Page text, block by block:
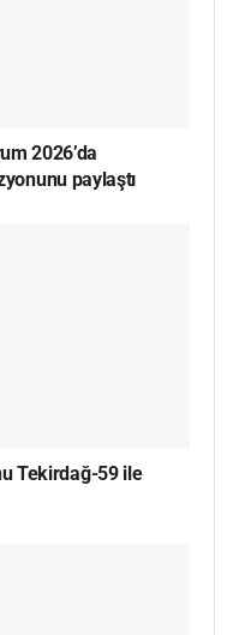
2026’da
paylaştı
Tekirdağ-59 ile